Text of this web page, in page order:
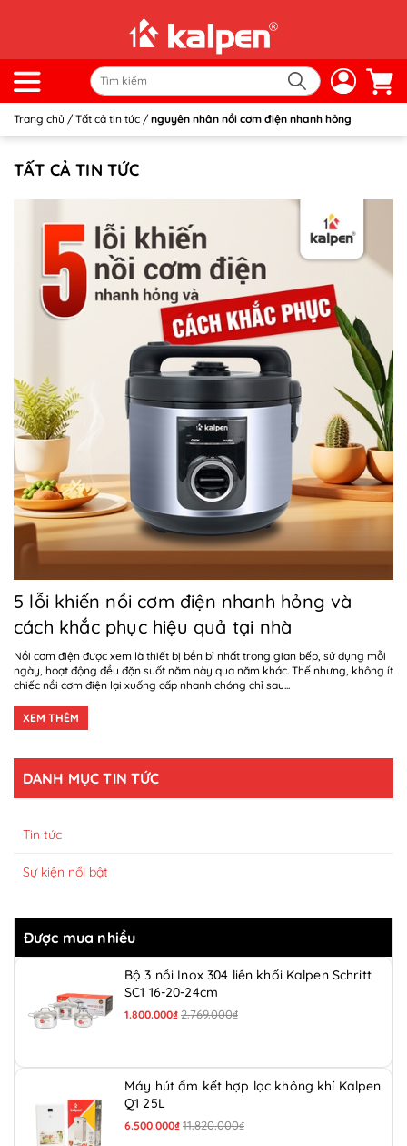
Trang chủ / Tất cả tin tức / nguyên nhân nồi cơm điện nhanh hỏng
TẤT CẢ TIN TỨC
5 lỗi khiến nồi cơm điện nhanh hỏng và
cách khắc phục hiệu quả tại nhà
Nồi cơm điện được xem là thiết bị bền bỉ nhất trong gian bếp, sử dụng mỗi
ngày, hoạt động đều đặn suốt năm này qua năm khác. Thế nhưng, không ít
chiếc nồi cơm điện lại xuống cấp nhanh chóng chỉ sau...
XEM THÊM
DANH MỤC TIN TỨC
Tin tức
Sự kiện nổi bật
Được mua nhiều
Bộ 3 nồi Inox 304 liền khối Kalpen Schritt
SC1 16-20-24cm
1.800.000₫ 2.769.000₫
Máy hút ẩm kết hợp lọc không khí Kalpen
Q1 25L
6.500.000₫ 11.820.000₫